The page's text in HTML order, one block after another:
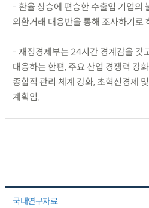
- 환율 상승에 편승한 수출입 기업의
외환거래 대응반을 통해 조사하기로
- 재정경제부는 24시간 경계감을 갖
대응하는 한편, 주요 산업 경쟁력 강
종합적 관리 체계 강화, 초혁신경제
계획임.
국내연구자료